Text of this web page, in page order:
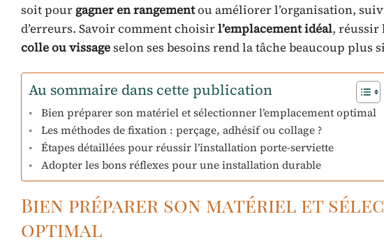
soit pour gagner en rangementou améliorer l’organisation,
d’erreurs. Savoir comment choisirl’emplacement idéal, réussir
colle ou vissageselon ses besoins rend la tâche beaucoup plus
Au sommaire dans cette publication
Bien préparer son matériel et sélectionner l’emplacement optimal
Les méthodes de fixation : perçage, adhésif ou collage ?
Étapes détaillées pour réussir l’installation porte-serviette
Adopter les bons réflexes pour une installation durable
Bien préparer son matériel et
optimal